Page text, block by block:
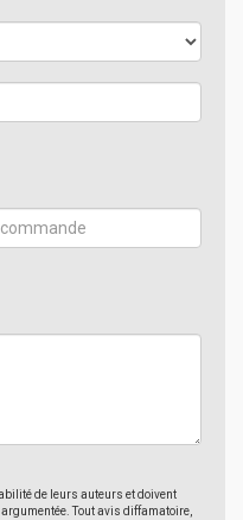
de leurs auteurs et doivent
Tout avis diffamatoire,